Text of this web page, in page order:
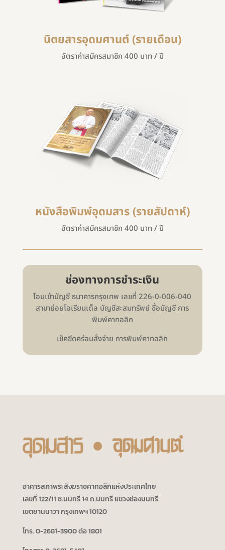
นิตยสารอุดมศานต์ (รายเดือน)
อัตราค่าสมัครสมาชิก 400 บาท / ปี
หนังสือพิมพ์อุดมสาร (รายสัปดาห์)
อัตราค่าสมัครสมาชิก 400 บาท / ปี
ช่องทางการชำระเงิน
โอนเข้าบัญชี ธนาคารกรุงเทพ เลขที่ 226-0-006-040
สาขาย่อยโอเรียนเต็ล บัญชีสะสมทรัพย์ ชื่อบัญชี การ
พิมพ์คาทอลิก
เช็คขีดคร่อมสั่งจ่าย การพิมพ์คาทอลิก
อาคารสภาพระสังฆราชคาทอลิกแห่งประเทศไทย
เลขที่ 122/11 ซ.นนทรี 14 ถ.นนทรี แขวงช่องนนทรี
เขตยานนาวา กรุงเทพฯ 10120
โทร. 0-2681-3900 ต่อ 1801